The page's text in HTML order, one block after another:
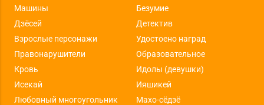
Машины
Безумие
Дзёсей
Детектив
Взрослые персонажи
Удостоено наград
Правонарушители
Образовательное
Кровь
Идолы (девушки)
Исекай
Ияшикей
Любовный многоугольник
Махо-сёдзё